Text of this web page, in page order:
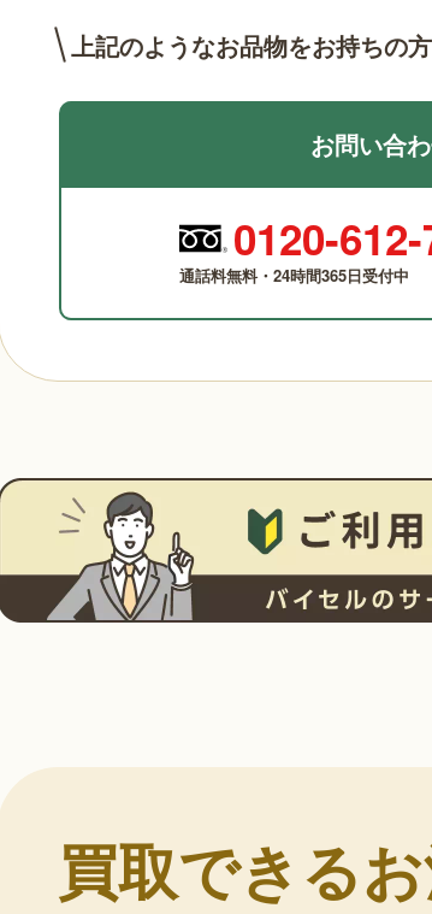
上記のようなお品物をお持ちの方
お問い合
0120-
通話料無料・24時間365日受付中
買取できる